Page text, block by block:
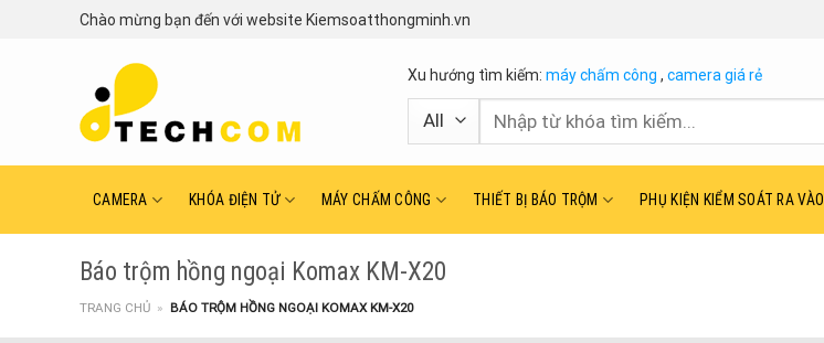
Chào mừng bạn đến với website Kiemsoatthongminh.vn
Xu hướng tìm kiếm: máy chấm công , camera giá rẻ
Tìm
CAMERA KHÓA ĐIỆN TỬ MÁY CHẤM CÔNG THIẾT BỊ BÁO TRỘM PHỤ KIỆN KIỂM SOÁT RA VÀO
Báo trộm hồng ngoại Komax KM-X20
TRANG CHỦ » BÁO TRỘM HỒNG NGOẠI KOMAX KM-X20